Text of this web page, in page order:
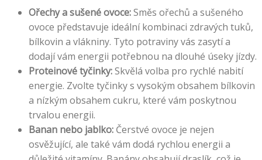
Ořechy a sušené ovoce:Směs ořechů a sušeného
ovoce představuje ideální kombinaci zdravých tuků,
bílkovin a vlákniny. Tyto potraviny vás zasytí a
dodají vám energii potřebnou na dlouhé úseky jízdy.
Proteinové tyčinky:Skvělá volba pro rychlé nabití
energie. Zvolte tyčinky s vysokým obsahem bílkovin
a nízkým obsahem cukru, které vám poskytnou
trvalou energii.
Banan nebo jablko:Čerstvé ovoce je nejen
osvěžující, ale také vám dodá rychlou energii a